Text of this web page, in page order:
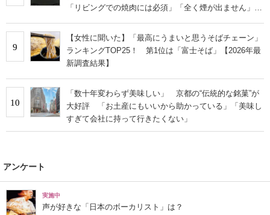
「リビングでの焼肉には必須」「全く煙が出ません」と
9
【女性に聞いた】「最高にうまいと思うそばチェーン」
ランキングTOP25！ 第1位は「富士そば」【2026年最
新調査結果】
10
「数十年変わらず美味しい」 京都の“伝統的な銘菓”が
大好評 「お土産にもいいから助かっている」「美味し
すぎて会社に持って行きたくない」
アンケート
実施中
声が好きな「日本のボーカリスト」は？